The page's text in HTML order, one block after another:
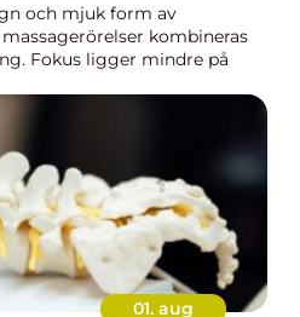
och mjuk form av
kombineras
Fokus ligger mindre på
01. aug